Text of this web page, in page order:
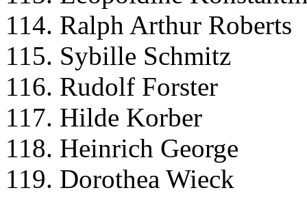
114. Ralph Arthur Roberts
115. Sybille Schmitz
116. Rudolf Forster
117. Hilde Korber
118. Heinrich George
119. Dorothea Wieck